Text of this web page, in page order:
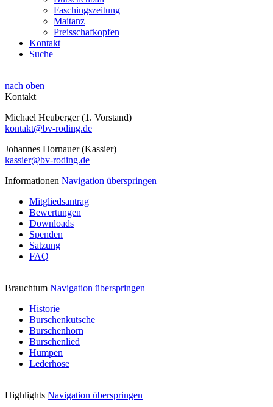
Faschingszeitung
Maitanz
Preisschafkopfen
Kontakt
Suche
nach oben
Kontakt
Michael Heuberger (1. Vorstand)
kontakt@bv-roding.de
Johannes Hornauer (Kassier)
kassier@bv-roding.de
Informationen Navigation überspringen
Mitgliedsantrag
Bewertungen
Downloads
Spenden
Satzung
FAQ
Brauchtum Navigation überspringen
Historie
Burschenkutsche
Burschenhorn
Burschenlied
Humpen
Lederhose
Highlights Navigation überspringen